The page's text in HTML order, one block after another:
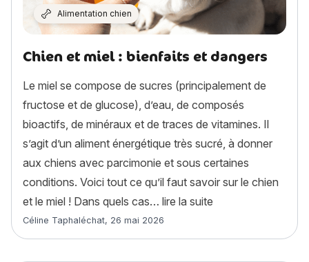
Alimentation chien
Chien et miel : bienfaits et dangers
Le miel se compose de sucres (principalement de
fructose et de glucose), d’eau, de composés
bioactifs, de minéraux et de traces de vitamines. Il
s’agit d’un aliment énergétique très sucré, à donner
aux chiens avec parcimonie et sous certaines
conditions. Voici tout ce qu’il faut savoir sur le chien
et le miel ! Dans quels cas… lire la suite
Article rédigé par
Céline Taphaléchat, 26 mai 2026